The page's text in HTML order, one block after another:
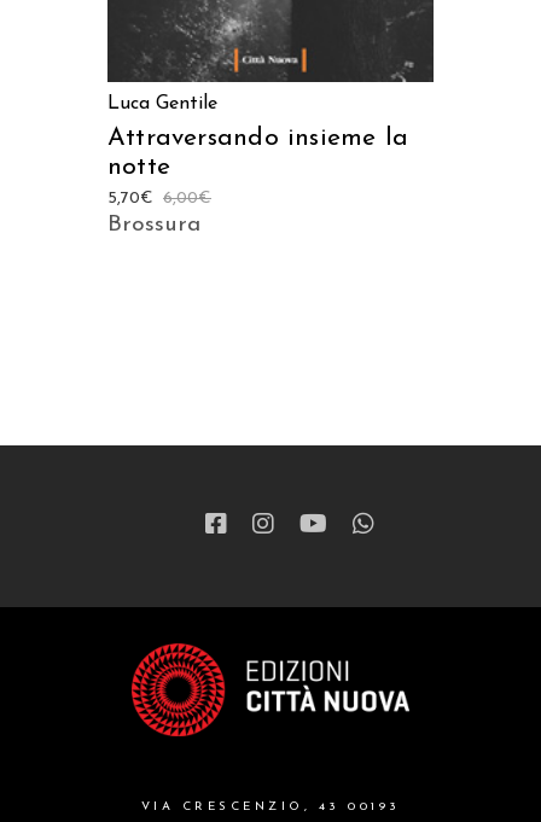
Luca Gentile
Attraversando insieme la
notte
6,00€
5,70€
Brossura
VIA CRESCENZIO, 43 00193